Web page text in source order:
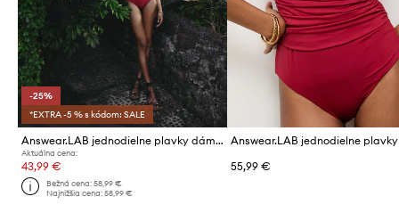
-25%
*EXTRA -5 % s kódom: SALE
Answear.LAB jednodielne plavky dámske
Aktuálna cena:
43,99 €
Bežná cena:58,99 €
Najnižšia cena:58,99 €
55,99 €